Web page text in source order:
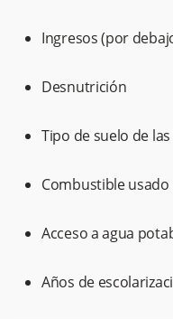
Ingresos (por
Desnutrición
Tipo de suelo de
Combustible usado
Acceso a agua
Años de